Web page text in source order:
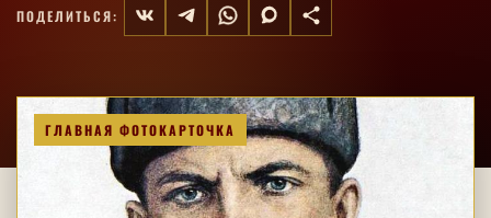
ПОДЕЛИТЬСЯ:
ГЛАВНАЯ ФОТОКАРТОЧКА